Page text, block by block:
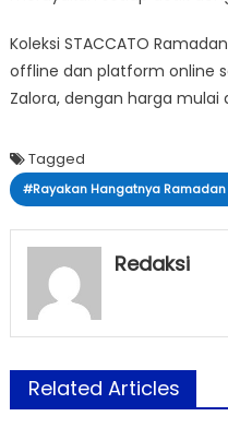
Koleksi STACCATO
offline dan platform online
Zalora, dengan harga mulai
Tagged
#Rayakan Hangatnya Ramadan
Redaksi
Related Articles